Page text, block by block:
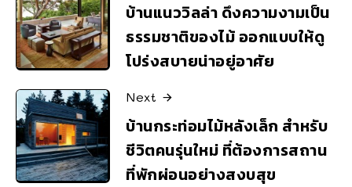
บ้านแนววิลล่า ดึงความงามเป็น
ธรรมชาติของไม้ ออกแบบให้ดู
โปร่งสบายน่าอยู่อาศัย
Next
บ้านกระท่อมไม้หลังเล็ก สำหรับ
ชีวิตคนรุ่นใหม่ ที่ต้องการสถาน
ที่พักผ่อนอย่างสงบสุข